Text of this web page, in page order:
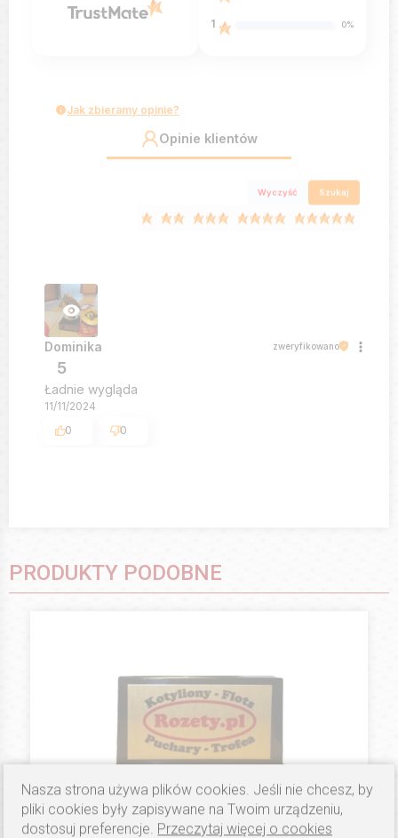
1 0%
Jak zbieramy opinie?
Opinie klientów
Wyczyść Szukaj
Dominika zweryfikowano
5
Ładnie wygląda
11/11/2024
0
0
PRODUKTY PODOBNE
Nasza strona używa plików cookies. Jeśli nie chcesz, by
pliki cookies były zapisywane na Twoim urządzeniu,
dostosuj preferencje. Przeczytaj więcej o cookies